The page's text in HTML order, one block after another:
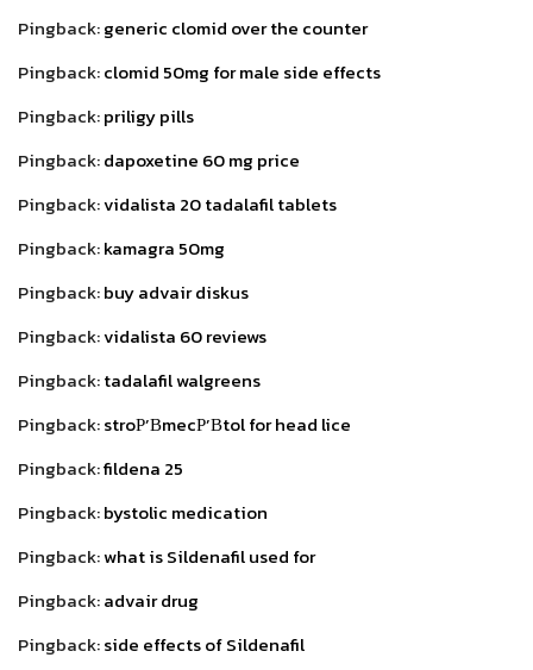
Pingback:generic clomid over the counter
Pingback:clomid 50mg for male side effects
Pingback:priligy pills
Pingback:dapoxetine 60 mg price
Pingback:vidalista 20 tadalafil tablets
Pingback:kamagra 50mg
Pingback:buy advair diskus
Pingback:vidalista 60 reviews
Pingback:tadalafil walgreens
Pingback:stroР’В­mecР’В­tol for head lice
Pingback:fildena 25
Pingback:bystolic medication
Pingback:what is Sildenafil used for
Pingback:advair drug
Pingback:side effects of Sildenafil